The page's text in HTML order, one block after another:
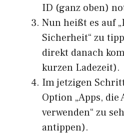
ID (ganz oben)
Nun heißt es auf
Sicherheit“ zu
direkt danach
kurzen Ladezeit).
Im jetzigen
Option „Apps, die
verwenden“ zu
antippen).